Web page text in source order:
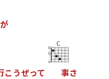
が
こ うぜって
C
事さ